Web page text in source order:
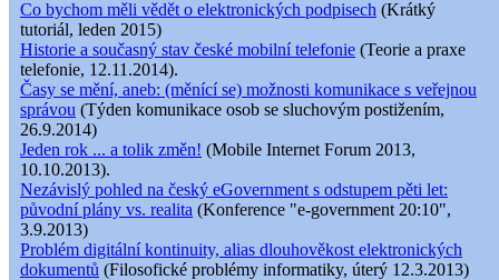
Co bychom měli vědět o elektronických podpisech (Krátký
tutoriál, leden 2015)
Historie a současný stav české mobilní telefonie (Teorie a praxe
telefonie, 12.11.2014).
Časy se mění, aneb: (měnící se) možnosti komunikace s veřejnou
správou (Týden komunikace osob se sluchovým postižením,
26.9.2014)
Jeden rok ... a tolik změn! (Mobile Internet Forum 2013,
10.10.2013).
Nezávislý pohled na český eGovernment s odstupem pěti let:
původní plány vs. realita (Konference "e-government 20:10",
3.9.2013)
Problém digitální kontinuity, alias dlouhověkost elektronických
dokumentů (Filosofické problémy informatiky, úterý 12.3.2013)